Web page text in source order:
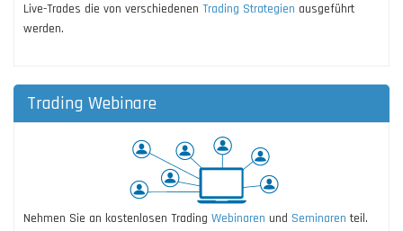
Live-Trades die von verschiedenen Trading Strategien ausgeführt
werden.
Trading Webinare
Nehmen Sie an kostenlosen Trading Webinaren und Seminaren teil.